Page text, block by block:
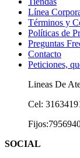
Línea
Términos y
Políticas de
Preguntas
Contacto
Peticiones,
Lineas De
Cel:
SOCIAL